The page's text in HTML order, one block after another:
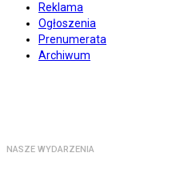
Reklama
Ogłoszenia
Prenumerata
Archiwum
NASZE WYDARZENIA